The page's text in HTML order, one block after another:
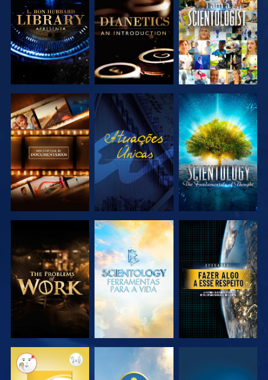
SÉRIE
SÉRIE
EXPLORAR A
SÉRIE
VER
EXPLORAR A
SÉRIE
EXPLORAR A
SÉRIE
EXPLORAR A
SÉRIE
VER